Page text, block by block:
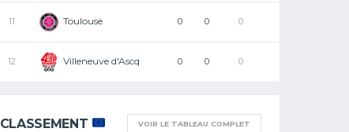
11 Toulouse 0 0 0
12 Villeneuve d'Ascq 0 0 0
CLASSEMENT VOIR LE TABLEAU COMPLET